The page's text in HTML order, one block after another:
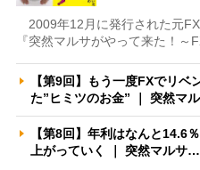
2009年12月に発行された元
『突然マルサがやって来た！～
【第9回】もう一度FXでリ
た”ヒミツのお金” ｜ 突然マ
【第8回】年利はなんと
上がっていく ｜ 突然マルサ…